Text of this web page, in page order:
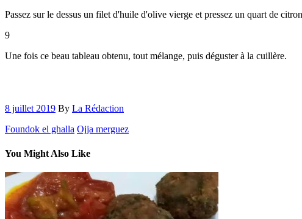
Passez sur le dessus un filet d'huile d'olive vierge et pressez un quart de
9
Une fois ce beau tableau obtenu, tout mélange, puis déguster à la cuillère.
8 juillet 2019 By La Rédaction
Foundok el ghalla Ojja merguez
You Might Also Like